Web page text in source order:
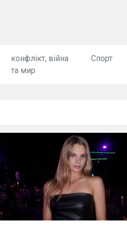
конфлікт, війна
та мир
Спорт